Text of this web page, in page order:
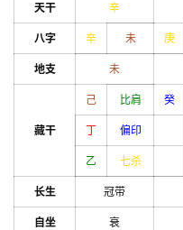
天干 辛
八字 辛 未 庚
地支 未
藏干
己 比肩 癸
丁 偏印
乙 七杀
长生 冠带
自坐 衰